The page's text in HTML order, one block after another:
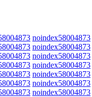
noindex58004873
noindex58004873
noindex58004873
noindex58004873
noindex58004873
noindex58004873
noindex58004873